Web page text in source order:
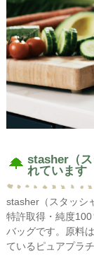
stasher（ス
れています
stasher（スタッシ
特許取得・純度
バッグです。原料
ているピュアプラ